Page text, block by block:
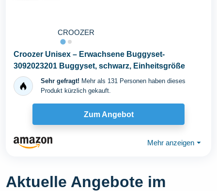
CROOZER
Croozer Unisex – Erwachsene Buggyset-
3092023201 Buggyset, schwarz, Einheitsgröße
Sehr gefragt! Mehr als 131 Personen haben dieses
Produkt kürzlich gekauft.
Zum Angebot
Mehr anzeigen ⏷
Aktuelle Angebote im